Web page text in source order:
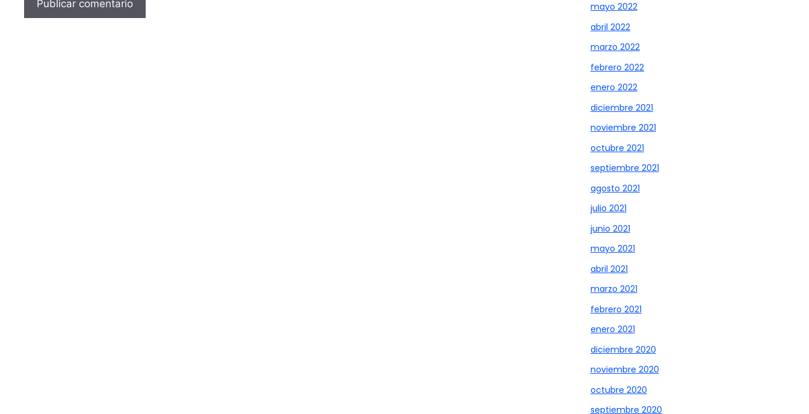
mayo 2022
abril 2022
marzo 2022
febrero 2022
enero 2022
diciembre 2021
noviembre 2021
octubre 2021
septiembre 2021
agosto 2021
julio 2021
junio 2021
mayo 2021
abril 2021
marzo 2021
febrero 2021
enero 2021
diciembre 2020
noviembre 2020
octubre 2020
septiembre 2020